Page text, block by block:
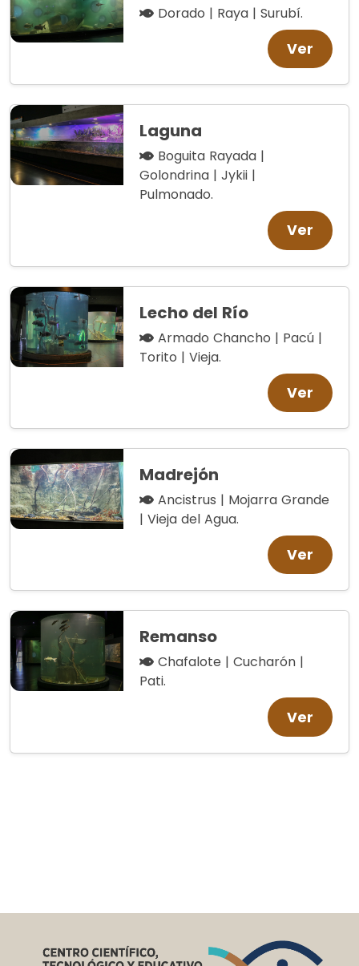
Dorado | Raya | Surubí.
Ver
Laguna
Boguita Rayada |
Golondrina | Jykii |
Pulmonado.
Ver
Lecho del Río
Armado Chancho | Pacú |
Torito | Vieja.
Ver
Madrejón
Ancistrus | Mojarra Grande
| Vieja del Agua.
Ver
Remanso
Chafalote | Cucharón |
Pati.
Ver